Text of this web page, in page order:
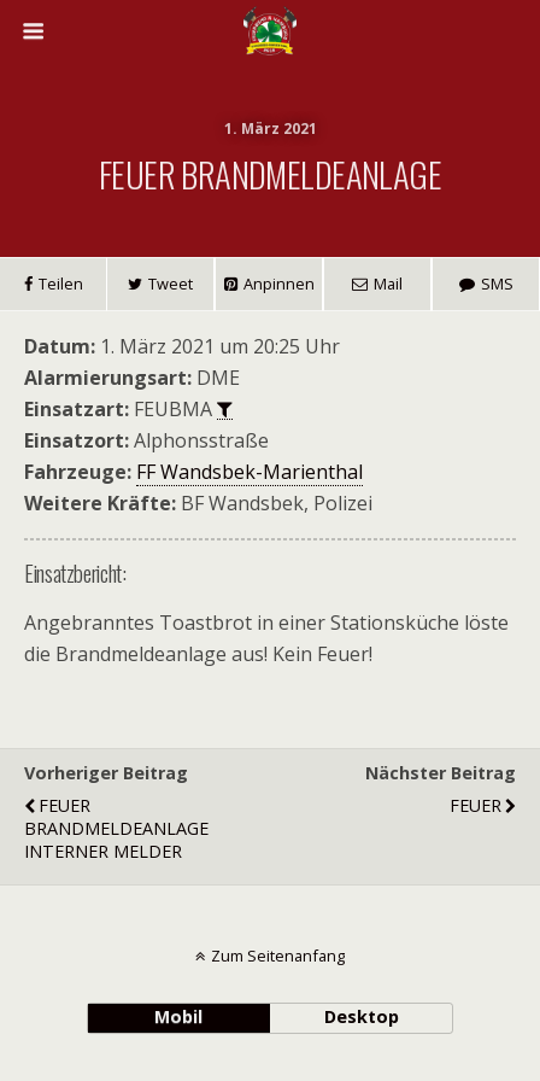
1. März 2021
FEUER BRANDMELDEANLAGE
Teilen Tweet Anpinnen Mail SMS
Datum: 1. März 2021 um 20:25 Uhr
Alarmierungsart: DME
Einsatzart: FEUBMA
Einsatzort:Alphonsstraße
Fahrzeuge: FF Wandsbek-Marienthal
Weitere Kräfte: BF Wandsbek, Polizei
Einsatzbericht:
Angebranntes Toastbrot in einer Stationsküche löste
die Brandmeldeanlage aus! Kein Feuer!
Vorheriger Beitrag
FEUER
BRANDMELDEANLAGE
INTERNER MELDER
Nächster Beitrag
FEUER
Zum Seitenanfang
Mobil Desktop